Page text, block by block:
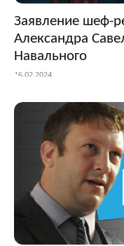
Заявление шеф-
Александра
Навального
16.02.2024